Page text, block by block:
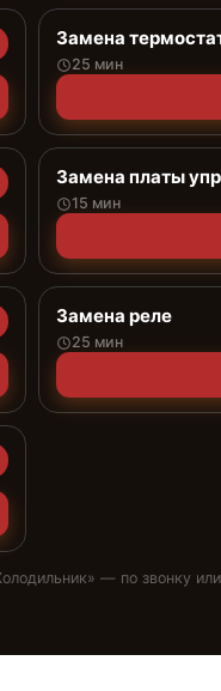
Замена
25 мин
Замена платы
15 мин
Замена реле
25 мин
» — по звонку